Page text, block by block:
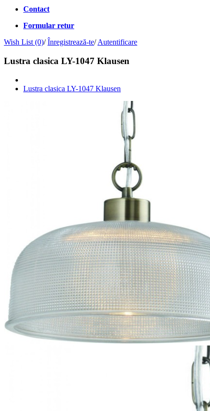
Contact
Formular retur
Wish List (0)/ Înregistrează-te/ Autentificare
Lustra clasica LY-1047 Klausen
Lustra clasica LY-1047 Klausen